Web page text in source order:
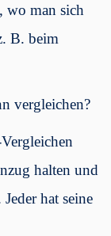
wo man sich
B. beim
vergleichen?
halten und
hat seine